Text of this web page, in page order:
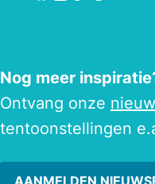
Nog meer
Ontvang onze
tentoonstellingen
AANMELDEN